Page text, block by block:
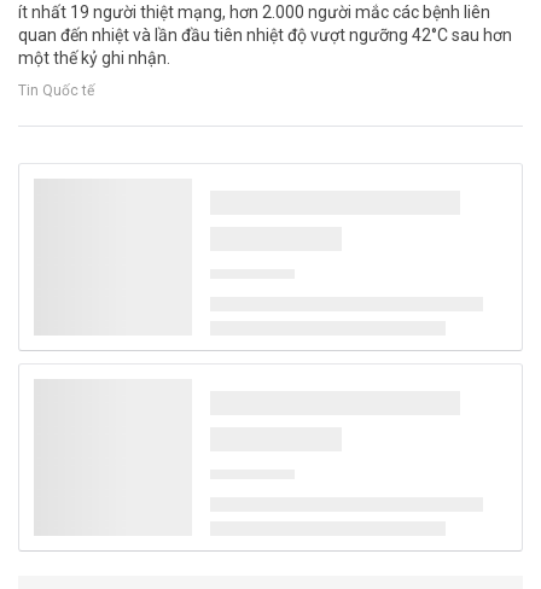
ít nhất 19 người thiệt mạng, hơn 2.000 người mắc các bệnh liên
quan đến nhiệt và lần đầu tiên nhiệt độ vượt ngưỡng 42°C sau hơn
một thế kỷ ghi nhận.
Tin Quốc tế